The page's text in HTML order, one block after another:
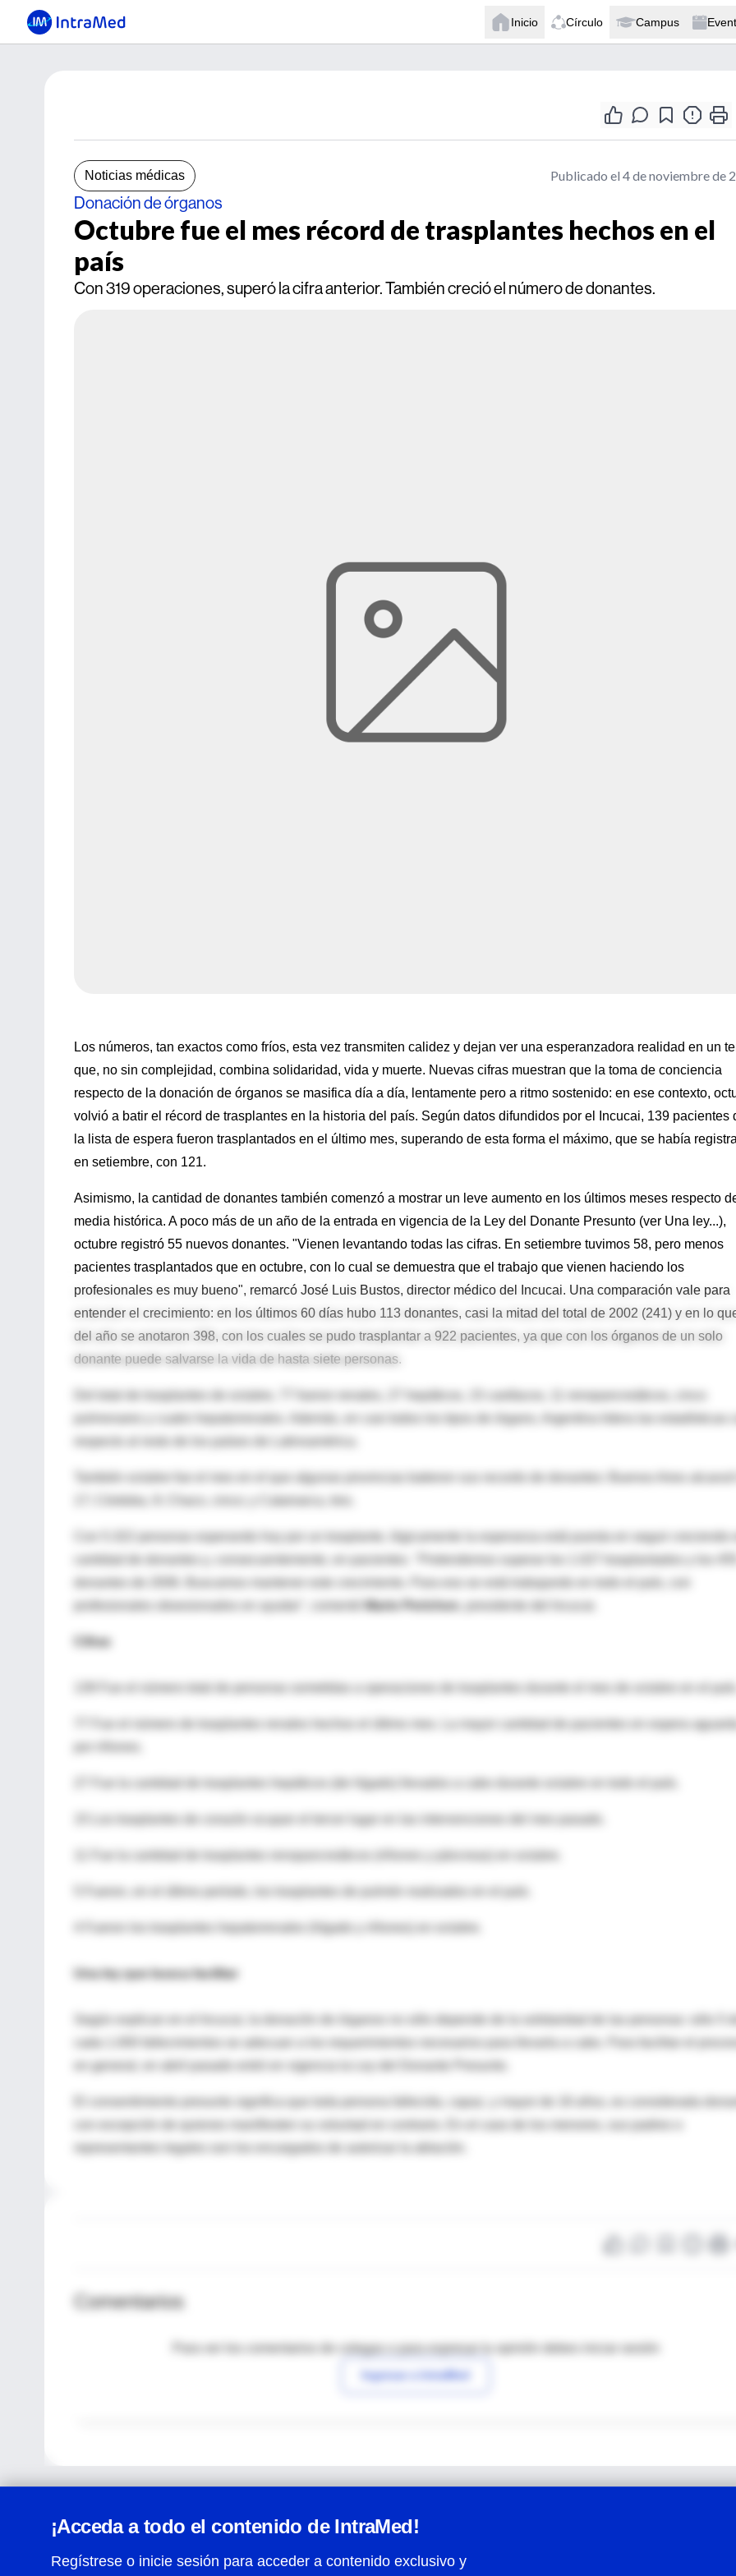
Inicio Círculo Campus
Noticias médicas Publicado el 4 de noviembre de
Donación de órganos
Octubre fue el mes récord de trasplantes hechos en el
país
Con 319 operaciones, superó la cifra anterior. También creció el número de donantes.
Los números, tan exactos como fríos, esta vez transmiten calidez y dejan ver una esperanzadora realidad en un
que, no sin complejidad, combina solidaridad, vida y muerte. Nuevas cifras muestran que la toma de conciencia
respecto de la donación de órganos se masifica día a día, lentamente pero a ritmo sostenido: en ese contexto,
volvió a batir el récord de trasplantes en la historia del país. Según datos difundidos por el Incucai, 139 pacientes
la lista de espera fueron trasplantados en el último mes, superando de esta forma el máximo, que se había
en setiembre, con 121.
Asimismo, la cantidad de donantes también comenzó a mostrar un leve aumento en los últimos meses respecto
media histórica. A poco más de un año de la entrada en vigencia de la Ley del Donante Presunto (ver Una ley...),
octubre registró 55 nuevos donantes. "Vienen levantando todas las cifras. En setiembre tuvimos 58, pero menos
pacientes trasplantados que en octubre, con lo cual se demuestra que el trabajo que vienen haciendo los
profesionales es muy bueno", remarcó José Luis Bustos, director médico del Incucai. Una comparación vale para
entender el crecimiento: en los últimos 60 días hubo 113 donantes, casi la mitad del total de 2002 (241) y en lo
del año se anotaron 398, con los cuales se pudo trasplantar a 922 pacientes, ya que con los órganos de un solo
donante puede salvarse la vida de hasta siete personas.
Del total de trasplantes de octubre, 77 fueron renales, 27 hepáticos, 15 cardíacos, 11 renopancreáticos, cinco
pulmonares y cuatro hepatorrenales. Además, en casi todos los tipos de órgano, Argentina lidera las estadísticas
También octubre fue el mes en el que algunas provincias batieron sus records de donantes: Buenos Aires alcanzó
Con 5.322 personas esperando hoy por un trasplante, lógicamente la esperanza está puesta en seguir creciendo
cantidad de donantes y, consecuentemente, en pacientes. "Pretendemos superar los 1.027 trasplantados y los 455
Mario Perichon
Cifras
77 Fue el número de trasplantes renales hechos el último mes. La mayor cantidad de pacientes en espera aguarda
27 Fue la cantidad de trasplantes hepáticos (de hígado) llevados a cabo durante octubre en todo el país.
15 Los trasplantes de corazón ocupan el tercer lugar en las intervenciones del mes pasado.
11 Fue la cantidad de trasplantes renopancreáticos (riñones y páncreas) en octubre.
4 Fueron los trasplantes hepatorrenales (hígado y riñones) en octubre.
Una ley que busca facilitar
Según explican en el Incucai, la donación de órganos no sólo depende de la solidaridad de las personas: sólo 5 de
cada 1.000 fallecimientos se adecuan a los requerimientos necesarios para llevarla a cabo. Para facilitar el
en general, en abril pasado entró en vigencia la Ley del Donante Presunto.
El consentimiento presunto significa que toda persona fallecida, capaz, y mayor de 18 años, es considerada
representantes legales son los encargados de autorizar la ablación.
Comentarios
Para ver los comentarios de colegas o para expresar tu opinión debes iniciar sesión
Ingresar a IntraMed
¡Acceda a todo el contenido de IntraMed!
Regístrese o inicie sesión para acceder a contenido exclusivo y